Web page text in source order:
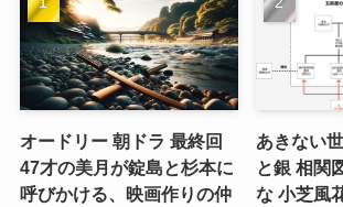
オードリー 朝ドラ 最終回
47才の美月が錠島と杉本に
呼びかける、映画作りの仲
あきない
と銀 相関
な 小芝風